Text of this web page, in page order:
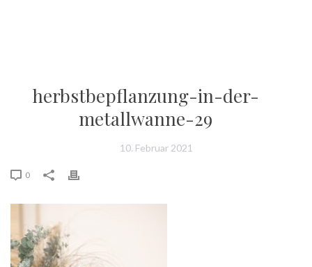
herbstbepflanzung-in-der-
metallwanne-29
10. Februar 2021
0